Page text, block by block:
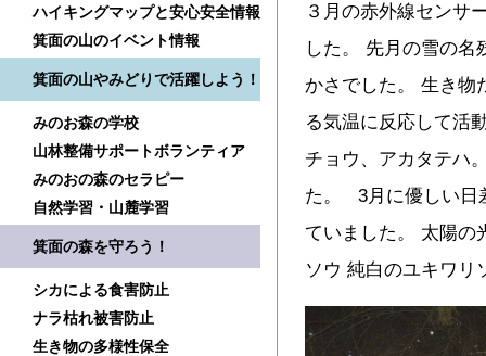
ハイキングマップと安心安全情報
箕面の山のイベント情報
箕面の山やみどりで活躍しよう！
みのお森の学校
山林整備サポートボランティア
みのおの森のセラピー
自然学習・山麓学習
箕面の森を守ろう！
シカによる食害防止
ナラ枯れ被害防止
生き物の多様性保全
３月の赤外線センサ
した。 先月の雪の名
かさでした。 生き物
る気温に反応して活
チョウ、アカタテハ
た。 3月に優しい日
ていました。 太陽の
ソウ 純白のユキワリ